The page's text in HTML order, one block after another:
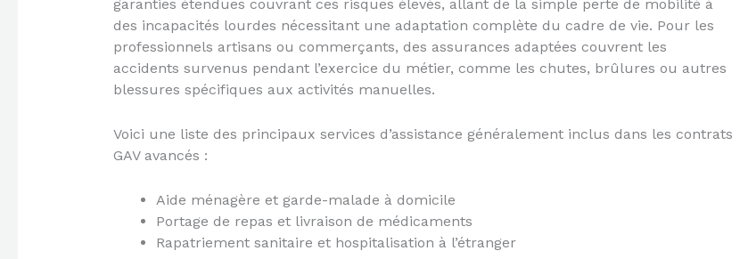
garanties étendues couvrant ces risques élevés, allant de la simple perte de mobilité à
des incapacités lourdes nécessitant une adaptation complète du cadre de vie. Pour les
professionnels artisans ou commerçants, des assurances adaptées couvrent les
accidents survenus pendant l’exercice du métier, comme les chutes, brûlures ou autres
blessures spécifiques aux activités manuelles.
Voici une liste des principaux services d’assistance généralement inclus dans les contrats
GAV avancés :
Aide ménagère et garde-malade à domicile
Portage de repas et livraison de médicaments
Rapatriement sanitaire et hospitalisation à l’étranger